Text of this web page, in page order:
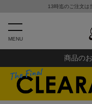
13時迄のご注文は
MENU
商品の